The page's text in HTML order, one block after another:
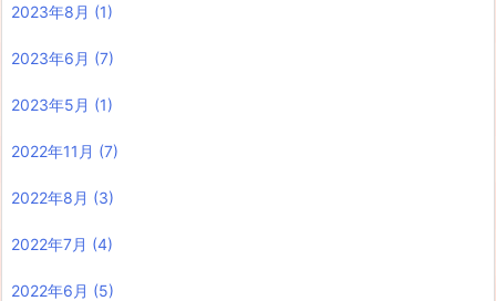
2023年8月 (1)
2023年6月 (7)
2023年5月 (1)
2022年11月 (7)
2022年8月 (3)
2022年7月 (4)
2022年6月 (5)